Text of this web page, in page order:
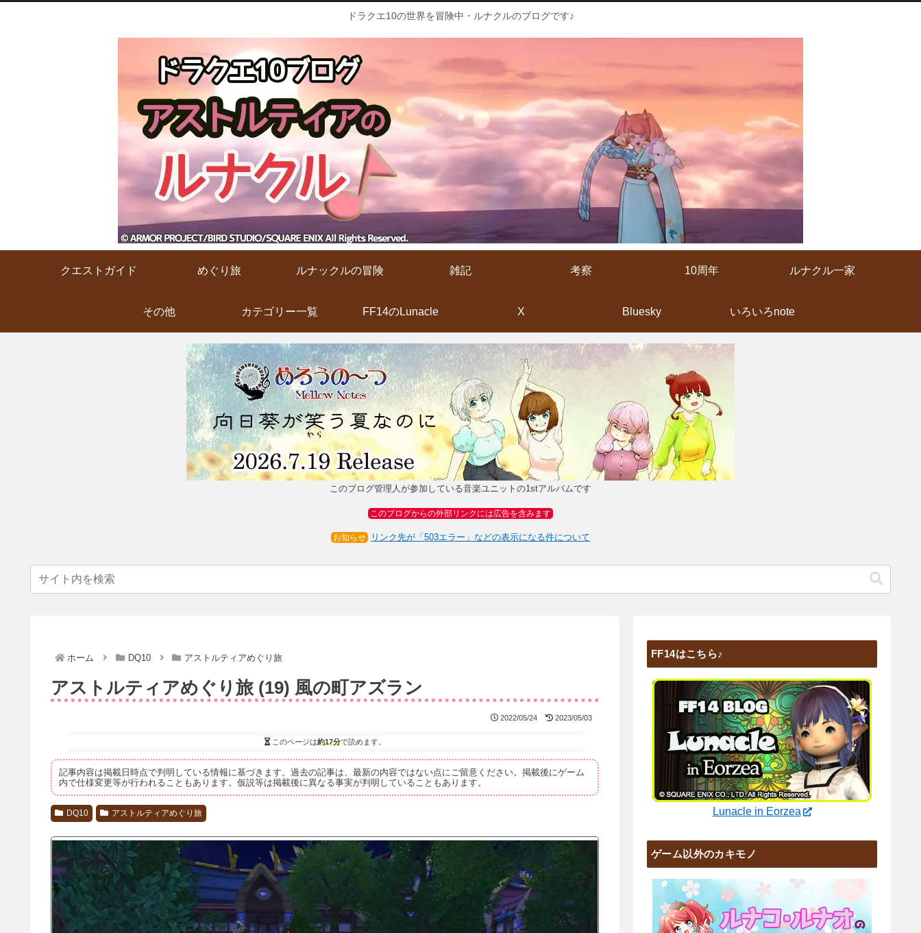
ドラクエ10の世界を冒険中・ルナクルのブログです♪
クエストガイド めぐり旅 ルナックルの冒険 雑記 考察 10周年 ルナクル一家
その他 カテゴリー一覧 FF14のLunacle X Bluesky いろいろnote
このブログ管理人が参加している音楽ユニットの1stアルバムです
このブログからの外部リンクには広告を含みます
お知らせ リンク先が「503エラー」などの表示になる件について
ホーム DQ10 アストルティアめぐり旅
アストルティアめぐり旅 (19) 風の町アズラン
2022/05/24 2023/05/03
このページは約17分で読めます。
記事内容は掲載日時点で判明している情報に基づきます。過去の記事は、最新の内容ではない点にご留意ください。掲載後にゲーム
内で仕様変更等が行われることもあります。仮説等は掲載後に異なる事実が判明していることもあります。
DQ10 アストルティアめぐり旅
FF14はこちら♪
Lunacle in Eorzea
ゲーム以外のカキモノ